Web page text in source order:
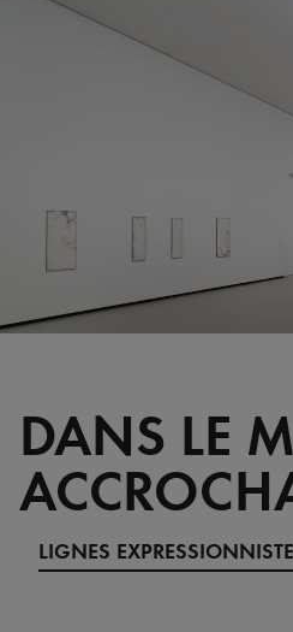
DANS LE
LIGNES